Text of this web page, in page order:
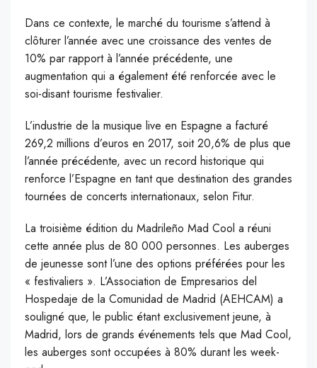
Dans ce contexte, le marché du tourisme s’attend à
clôturer l’année avec une croissance des ventes de
10% par rapport à l’année précédente, une
augmentation qui a également été renforcée avec le
soi-disant tourisme festivalier.
L’industrie de la musique live en Espagne a facturé
269,2 millions d’euros en 2017, soit 20,6% de plus que
l’année précédente, avec un record historique qui
renforce l’Espagne en tant que destination des grandes
tournées de concerts internationaux, selon Fitur.
La troisième édition du Madrileño Mad Cool a réuni
cette année plus de 80 000 personnes. Les auberges
de jeunesse sont l’une des options préférées pour les
« festivaliers ». L’Association de Empresarios del
Hospedaje de la Comunidad de Madrid (AEHCAM) a
souligné que, le public étant exclusivement jeune, à
Madrid, lors de grands événements tels que Mad Cool,
les auberges sont occupées à 80% durant les week-